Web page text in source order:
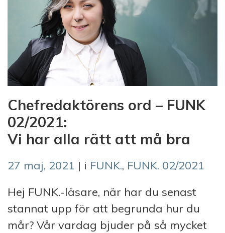
Chefredaktörens ord – FUNK
02/2021:
Vi har alla rätt att må bra
27 maj, 2021 | i FUNK., FUNK. 02/2021
Hej FUNK.-läsare, när har du senast
stannat upp för att begrunda hur du
mår? Vår vardag bjuder på så mycket